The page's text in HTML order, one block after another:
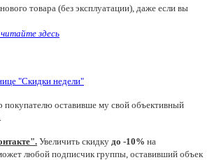
товара (без эксплуатации), даже если вы
читайте здесь
"Скидки недели"
покупателю оставивше му свой объективный
". Увеличить скидку до -10% на
любой подписчик группы, оставивший объек